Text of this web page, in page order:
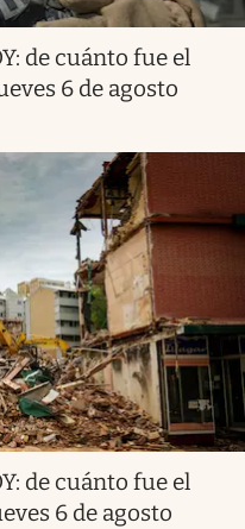
de cuánto fue el
6 de agosto
de cuánto fue el
6 de agosto